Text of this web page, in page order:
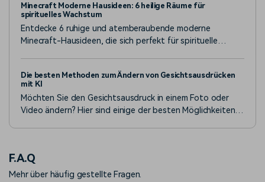
Minecraft Moderne Hausideen: 6 heilige Räume für
spirituelles Wachstum
Entdecke 6 ruhige und atemberaubende moderne
Minecraft-Hausideen, die sich perfekt für spirituelle
moderne Häuser in Minecraft zu bauen – Schluss mit
Die besten Methoden zum Ändern von Gesichtsausdrücken
mit KI
Möchten Sie den Gesichtsausdruck in einem Foto oder
Video ändern? Hier sind einige der besten Möglichkeiten,
F.A.Q
Mehr über häufig gestellte Fragen.